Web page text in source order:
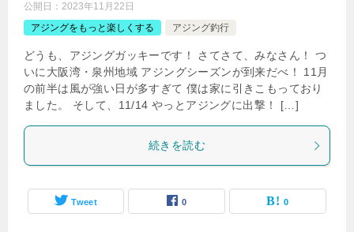
公開日： 2023年11月22日
アジングをもっと楽しくする
アジング釣行
どうも、アジングガッキーです！ さてさて、みなさん！ つ
いに大阪湾・泉州地域 アジングシーズンが到来だべ！ 11月
の前半は風が強い日が多すぎて 僕は家に引きこもっており
ました。 そして、11/14 やっとアジングに出撃！ […]
続きを読む
Tweet 0 0